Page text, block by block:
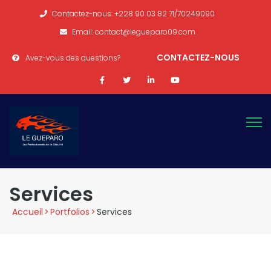
Contactez-nous: +228 90 03 82 71/70249090
Email: contact@legueparo09.com
Avez-vous des questions? CONTACTEZ-NOUS
Services
Accueil > Portfolios > Services